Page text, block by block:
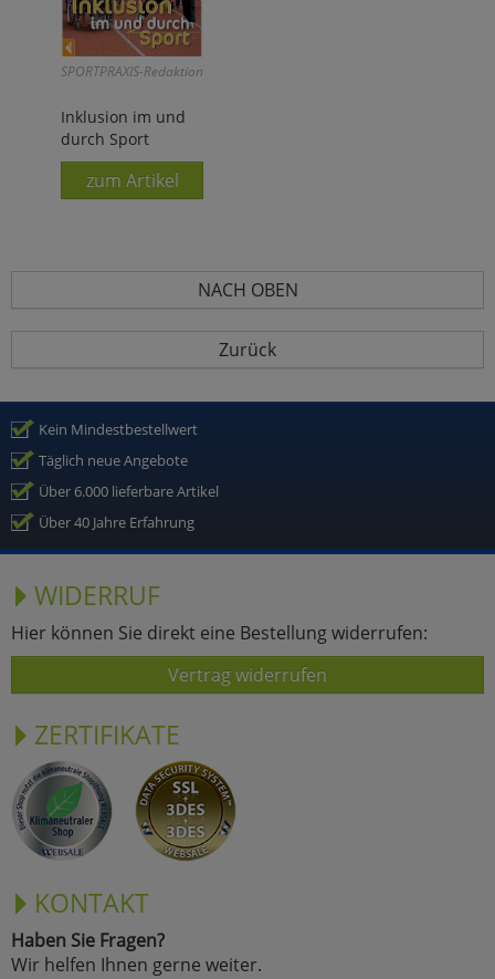
SPORTPRAXIS-Redaktion
Inklusion im und
durch Sport
zum Artikel
NACH OBEN
Zurück
Kein Mindestbestellwert
Täglich neue Angebote
Über 6.000 lieferbare Artikel
Über 40 Jahre Erfahrung
WIDERRUF
Hier können Sie direkt eine Bestellung widerrufen:
Vertrag widerrufen
ZERTIFIKATE
KONTAKT
Haben Sie Fragen?
Wir helfen Ihnen gerne weiter.